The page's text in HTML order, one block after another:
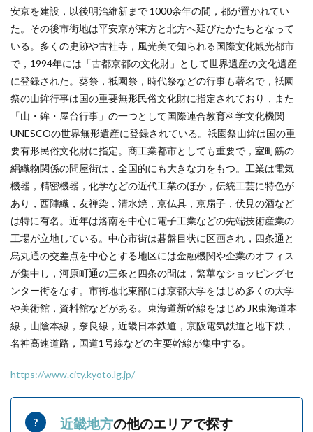
安京を建設，以後明治維新まで 1000余年の間，都が置かれてい
た。その後市街地は平安京が東方と北方へ延びたかたちとなって
いる。多くの史跡や古社寺，風光美で知られる国際文化観光都市
で，1994年には「古都京都の文化財」として世界遺産の文化遺産
に登録された。葵祭，祇園祭，時代祭などの行事も著名で，祇園
祭の山鉾行事は国の重要無形民俗文化財に指定されており，また
「山・鉾・屋台行事」の一つとして国際連合教育科学文化機関
UNESCOの世界無形遺産に登録されている。祇園祭山鉾は国の重
要有形民俗文化財に指定。商工業都市としても重要で，室町筋の
絹織物関係の問屋街は，全国的にも大きな力をもつ。工業は電気
機器，精密機器，化学などの近代工業のほか，伝統工芸に特色が
あり，西陣織，友禅染，清水焼，京仏具，京扇子，伏見の酒など
は特に有名。近年は洛南を中心に電子工業などの先端技術産業の
工場が立地している。中心市街は碁盤目状に区画され，四条通と
烏丸通の交差点を中心とする地区には金融機関や企業のオフィス
が集中し，河原町通の三条と四条の間は，繁華なショッピングセ
ンター街をなす。市街地北東部には京都大学をはじめ多くの大学
や美術館，資料館などがある。東海道新幹線をはじめ JR東海道本
線，山陰本線，奈良線，近畿日本鉄道，京阪電気鉄道と地下鉄，
名神高速道路，国道1号線などの主要幹線が集中する。
https://www.city.kyoto.lg.jp/
近畿地方の他のエリアで探す